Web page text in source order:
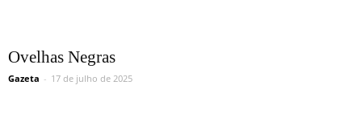
Ovelhas Negras
Gazeta - 17 de julho de 2025